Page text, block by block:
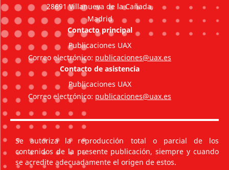
28691 Villanueva de la Cañada,
Madrid
Contacto principal
Publicaciones UAX
Correo electrónico: publicaciones@uax.es
Contacto de asistencia
Publicaciones UAX
Correo electrónico: publicaciones@uax.es
Se autoriza la reproducción total o parcial de los
contenidos de la presente publicación, siempre y cuando
se acredite adecuadamente el origen de estos.